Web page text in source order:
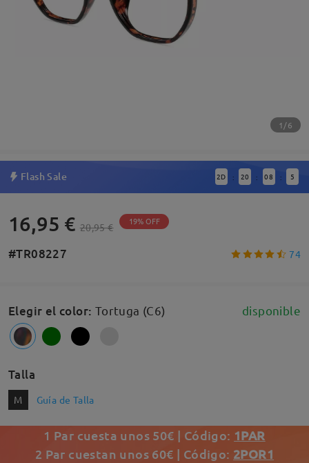
1/6
Flash Sale 2D : 20 : 08 : 5
16,95 € 20,95 € 19% OFF
#TR08227 74
Elegir el color: Tortuga (C6) disponible
Talla
M Guía de Talla
1 Par cuesta unos 50€ | Código: 1PAR
2 Par cuestan unos 60€ | Código: 2POR1